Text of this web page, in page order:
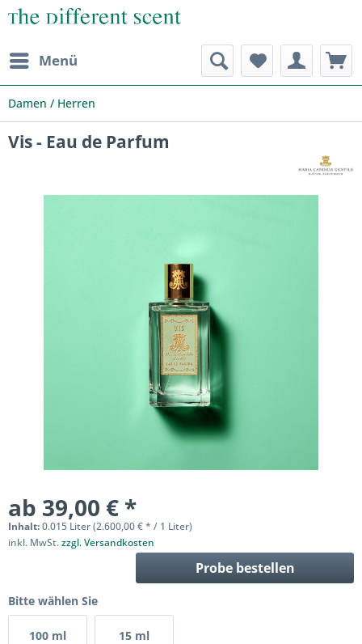
Menü
Damen / Herren
Vis - Eau de Parfum
ab 39,00 € *
Inhalt:0.015 Liter (2.600,00 € * / 1 Liter)
inkl. MwSt.zzgl. Versandkosten
Probe bestellen
Bitte wählen Sie
100 ml 15 ml